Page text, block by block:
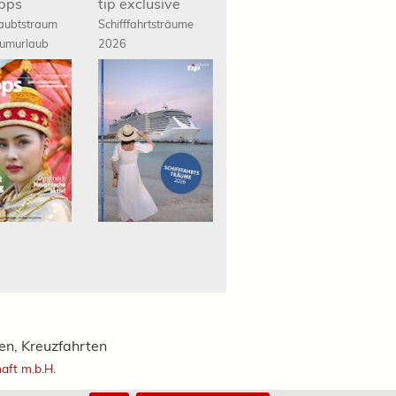
tip exclusive
Schifffahrtsträume
2026
Kreuzfahrten
m.b.H.